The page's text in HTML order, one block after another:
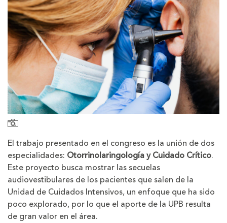
El trabajo presentado en el congreso es la unión de dos
especialidades: Otorrinolaringología y Cuidado Crítico.
Este proyecto busca mostrar las secuelas
audiovestibulares de los pacientes que salen de la
Unidad de Cuidados Intensivos, un enfoque que ha sido
poco explorado, por lo que el aporte de la UPB resulta
de gran valor en el área.